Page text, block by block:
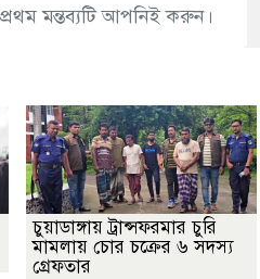
মন্তব্যটি আপনিই করুন।
চুয়াডাঙ্গায় ট্রান্সফরমার চুরি
মামলায় চোর চক্রের ৬ সদস্য
গ্রেফতার